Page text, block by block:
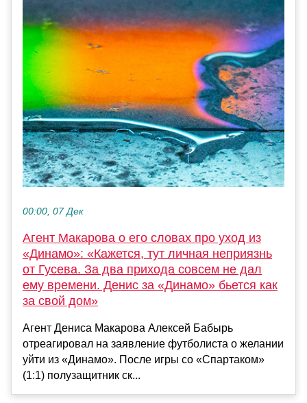
00:00, 07 Дек
Агент Макарова о его словах про уход из
«Динамо»: «Кажется, тут личная неприязнь
от Гусева. За два прихода совсем не дал
ему времени. Денис за «Динамо» бьется как
за свой дом»
Агент Дениса Макарова Алексей Бабырь
отреагировал на заявление футболиста о желании
уйти из «Динамо». После игры со «Спартаком»
(1:1) полузащитник ск...